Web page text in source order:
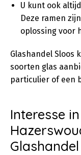
U kunt ook
Deze ramen
oplossing voor
Glashandel Sloos
soorten glas
particulier of een
Interesse